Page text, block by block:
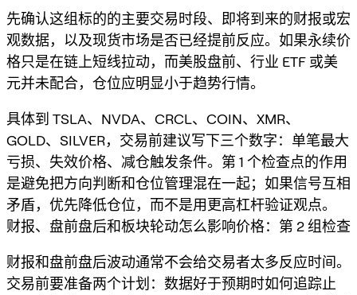
先确认这组标的的主要交易时段、即将到来的财报或宏
观数据，以及现货市场是否已经提前反应。如果永续价
格只是在链上短线拉动，而美股盘前、行业 ETF 或美
元并未配合，仓位应明显小于趋势行情。
具体到 TSLA、NVDA、CRCL、COIN、XMR、
GOLD、SILVER，交易前建议写下三个数字：单笔最大
亏损、失效价格、减仓触发条件。第 1 个检查点的作用
是避免把方向判断和仓位管理混在一起；如果信号互相
矛盾，优先降低仓位，而不是用更高杠杆验证观点。
财报、盘前盘后和板块轮动怎么影响价格：第 2 组检查
财报和盘前盘后波动通常不会给交易者太多反应时间。
交易前要准备两个计划：数据好于预期时如何追踪止